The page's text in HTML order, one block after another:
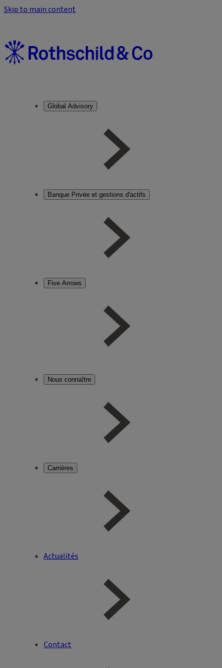
Skip to main content
Global Advisory
Banque Privée et gestions d'actifs
Five Arrows
Nous connaître
Carrières
Actualités
Contact